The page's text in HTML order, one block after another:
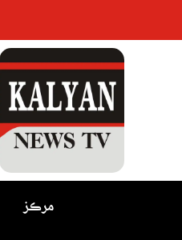
مرڪز